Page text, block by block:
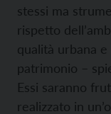
stessi ma
rispetto
qualità urbana
patrimonio –
Essi saranno
realizzato in